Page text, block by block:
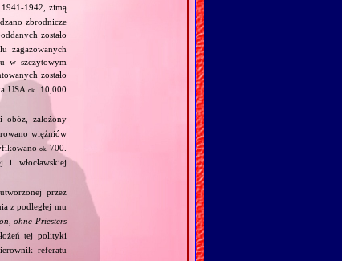
zimą
zbrodnicze
zostało
zagazowanych
w szczytowym
zostało
USAok.
10,000
obóz, założony
więźniów
ok. 700.
i włocławskiej
przez
z podległej mu
ohne Priesters
tej polityki
referatu